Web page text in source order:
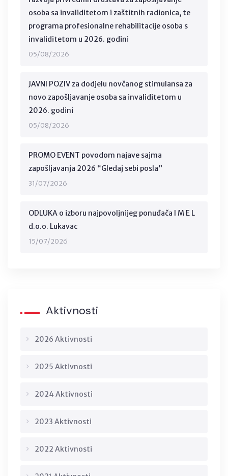
osoba sa invaliditetom i zaštitnih radionica, te
programa profesionalne rehabilitacije osoba s
invaliditetom u 2026. godini
05/08/2026
JAVNI POZIV za dodjelu novčanog stimulansa za
novo zapošljavanje osoba sa invaliditetom u
2026. godini
05/08/2026
PROMO EVENT povodom najave sajma
zapošljavanja 2026 “Gledaj sebi posla”
31/07/2026
ODLUKA o izboru najpovoljnijeg ponuđača I M E L
d.o.o. Lukavac
15/07/2026
Aktivnosti
2026 Aktivnosti
2025 Aktivnosti
2024 Aktivnosti
2023 Aktivnosti
2022 Aktivnosti